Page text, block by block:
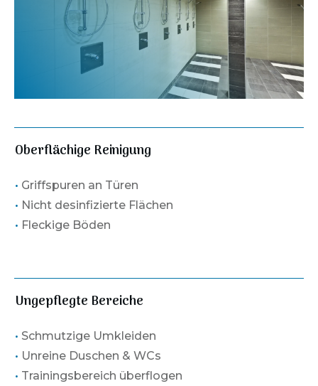
Oberflächige Reinigung
• Griffspuren an Türen
• Nicht desinfizierte Flächen
• Fleckige Böden
Ungepflegte Bereiche
• Schmutzige Umkleiden
• Unreine Duschen & WCs
• Trainingsbereich überflogen